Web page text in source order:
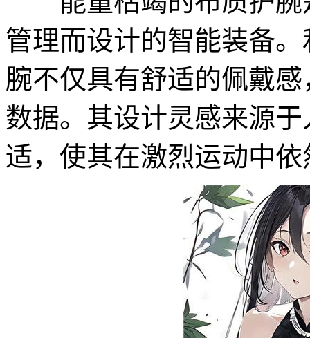
管理而设计的智能装备
腕不仅具有舒适的佩戴
数据。其设计灵感来源
适，使其在激烈运动中